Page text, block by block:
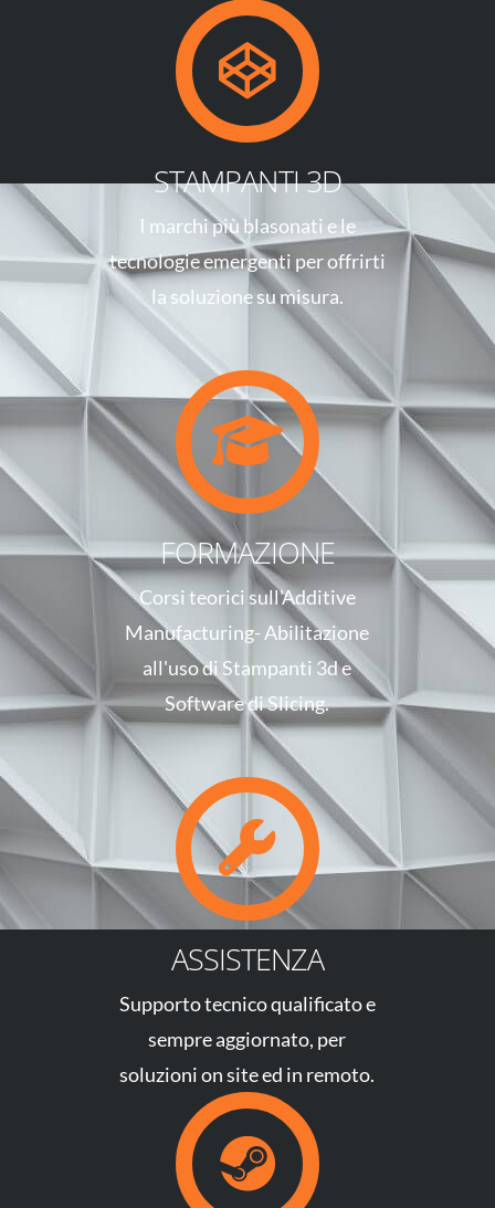
STAMPANTI 3D
I marchi più blasonati e le
tecnologie emergenti per offrirti
la soluzione su misura.
FORMAZIONE
Corsi teorici sull'Additive
Manufacturing- Abilitazione
all'uso di Stampanti 3d e
Software di Slicing.
ASSISTENZA
Supporto tecnico qualificato e
sempre aggiornato, per
soluzioni on site ed in remoto.